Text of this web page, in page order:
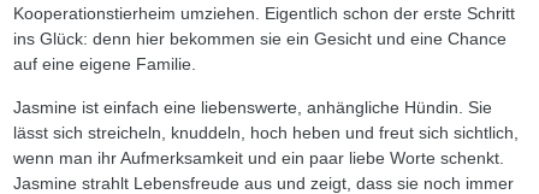
Kooperationstierheim umziehen. Eigentlich schon der erste Schritt
ins Glück: denn hier bekommen sie ein Gesicht und eine Chance
auf eine eigene Familie.
Jasmine ist einfach eine liebenswerte, anhängliche Hündin. Sie
lässt sich streicheln, knuddeln, hoch heben und freut sich sichtlich,
wenn man ihr Aufmerksamkeit und ein paar liebe Worte schenkt.
Jasmine strahlt Lebensfreude aus und zeigt, dass sie noch immer